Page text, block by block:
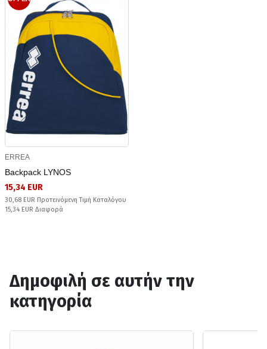
ERREA
Backpack LYNOS
15,34 EUR
30,68 EUR Προτεινόμενη Τιμή Καταλόγου
15,34 EUR Διαφορά
Δημοφιλή σε αυτήν την
κατηγορία